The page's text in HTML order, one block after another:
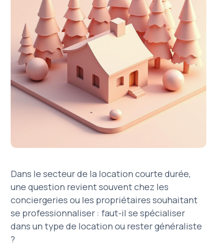
Dans le secteur de la location courte durée,
une question revient souvent chez les
conciergeries ou les propriétaires souhaitant
se professionnaliser : faut-il se spécialiser
dans un type de location ou rester généraliste
?